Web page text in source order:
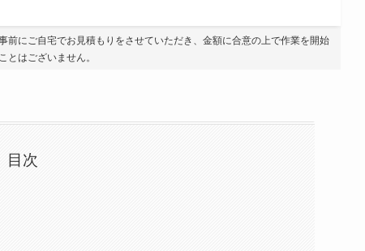
にご自宅でお見積もりをさせていただき、金額に合意の上で作業を開始
はございません。
目次